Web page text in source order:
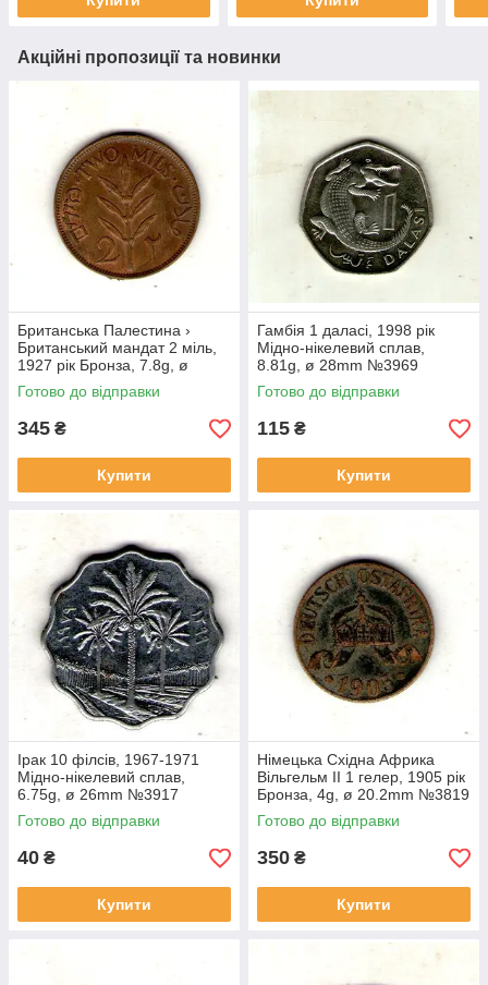
Акційні пропозиції та новинки
Британська Палестина ›
Британський мандат 2 міль,
1927 рік Бронза, 7.8g, ø
28mm №1852
Готово до відправки
345 ₴
Купити
Гамбія 1 даласі, 1998 рік
Мідно-нікелевий сплав,
8.81g, ø 28mm №3969
Готово до відправки
115 ₴
Купити
Ірак 10 філсів, 1967-1971
Мідно-нікелевий сплав,
6.75g, ø 26mm №3917
Готово до відправки
40 ₴
Купити
Німецька Східна Африка
Вільгельм II 1 гелер, 1905 рік
Бронза, 4g, ø 20.2mm №3819
Готово до відправки
350 ₴
Купити